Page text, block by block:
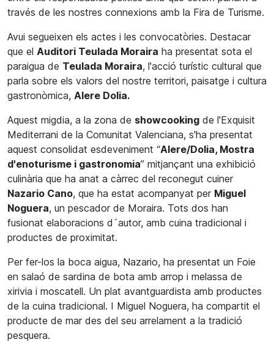
través de les nostres connexions amb la Fira de Turisme.
Avui segueixen els actes i les convocatòries. Destacar
que el Auditori Teulada Moraira ha presentat sota el
paraigua de Teulada Moraira, l'acció turístic cultural que
parla sobre els valors del nostre territori, paisatge i cultura
gastronòmica, Alere Dolia.
Aquest migdia, a la zona de showcooking de l'Exquisit
Mediterrani de la Comunitat Valenciana, s'ha presentat
aquest consolidat esdeveniment “Alere/Dolia, Mostra
d'enoturisme i gastronomia” mitjançant una exhibició
culinària que ha anat a càrrec del reconegut cuiner
Nazario Cano, que ha estat acompanyat per Miguel
Noguera, un pescador de Moraira. Tots dos han
fusionat elaboracions d´autor, amb cuina tradicional i
productes de proximitat.
Per fer-los la boca aigua, Nazario, ha presentat un Foie
en salaó de sardina de bota amb arrop i melassa de
xirivia i moscatell. Un plat avantguardista amb productes
de la cuina tradicional. I Miguel Noguera, ha compartit el
producte de mar des del seu arrelament a la tradició
pesquera.